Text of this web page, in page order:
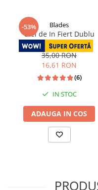
-53% Blades
Ulei de In Fiert Dublu
Rafinat, 50 ml
35,00 RON
16,61 RON
(6)
IN STOC
ADAUGA IN COS